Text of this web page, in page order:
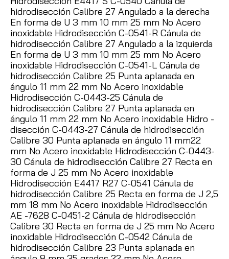
hidrodisección Calibre 27 Angulado a la derecha
En forma de U 3 mm 10 mm 25 mm No Acero
inoxidable Hidrodisección C-0541-R Cánula de
hidrodisección Calibre 27 Angulado a la izquierda
En forma de U 3 mm 10 mm 25 mm No Acero
inoxidable Hidrodisección C-0541-L Cánula de
hidrodisección Calibre 25 Punta aplanada en
ángulo 11 mm 22 mm No Acero inoxidable
Hidrodisección C-0443-25 Cánula de
hidrodisección Calibre 27 Punta aplanada en
ángulo 11 mm 22 mm No Acero inoxidable Hidro -
disección C-0443-27 Cánula de hidrodisección
Calibre 30 Punta aplanada en ángulo 11 mm22
mm No Acero inoxidable Hidrodisección C-0443-
30 Cánula de hidrodisección Calibre 27 Recta en
forma de J 25 mm No Acero inoxidable
Hidrodisección E4417 R27 C-0541 Cánula de
hidrodisección Calibre 25 Recta en forma de J 2,5
mm 18 mm No Acero inoxidable Hidrodisección
AE -7628 C-0451-2 Cánula de hidrodisección
Calibre 30 Recta en forma de J 25 mm No Acero
inoxidable Hidrodisección C-0542 Cánula de
hidrodisección Calibre 23 Punta aplanada en